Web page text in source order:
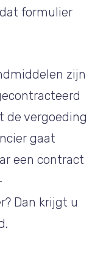
formulier
zijn
de vergoeding
gaat
een contract
Dan krijgt u